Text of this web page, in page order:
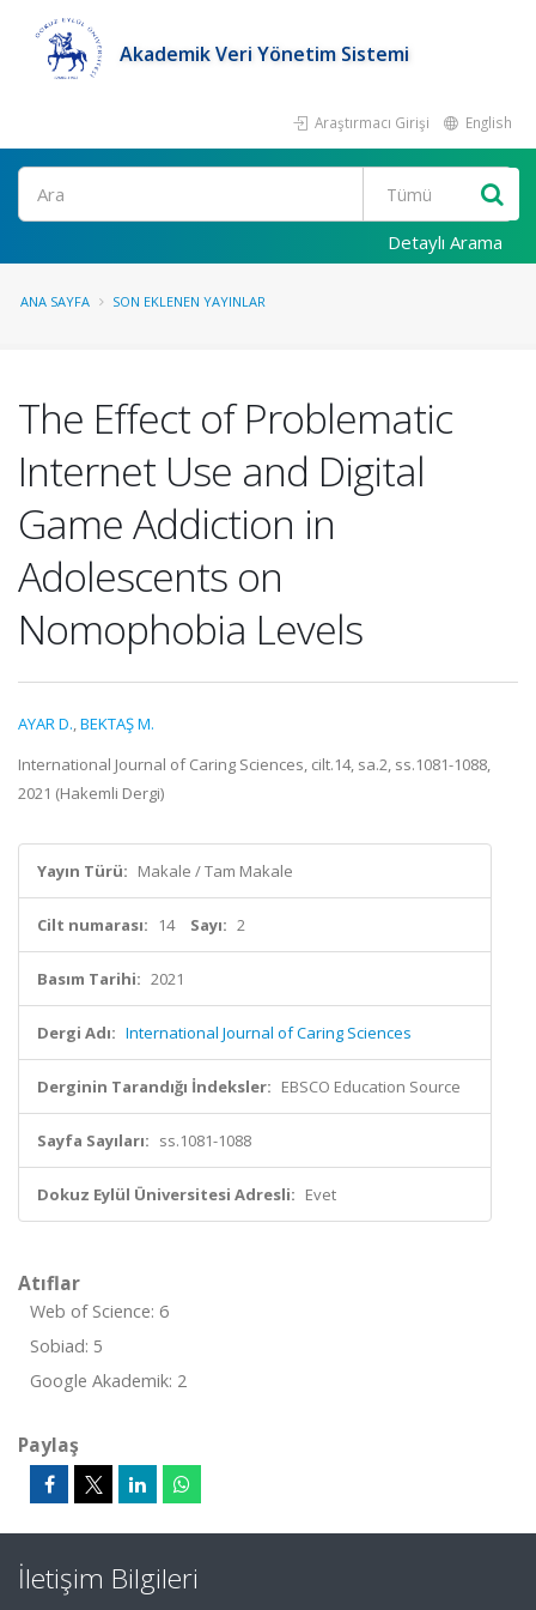
Akademik Veri Yönetim Sistemi
Araştırmacı Girişi English
Ara
Detaylı Arama
ANA SAYFA SON EKLENEN YAYINLAR
The Effect of Problematic
Internet Use and Digital
Game Addiction in
Adolescents on
Nomophobia Levels
AYAR D.,BEKTAŞ M.
International Journal of Caring Sciences, cilt.14, sa.2, ss.1081-1088,
2021 (Hakemli Dergi)
Yayın Türü: Makale / Tam Makale
Cilt numarası: 14 Sayı: 2
Basım Tarihi: 2021
Dergi Adı: International Journal of Caring Sciences
Derginin Tarandığı İndeksler: EBSCO Education Source
Sayfa Sayıları: ss.1081-1088
Dokuz Eylül Üniversitesi Adresli: Evet
Atıflar
Web of Science: 6
Sobiad: 5
Google Akademik: 2
Paylaş
İletişim Bilgileri